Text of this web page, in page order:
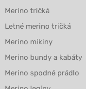
Merino tričká
Letné merino tričká
Merino mikiny
Merino bundy a kabáty
Merino spodné prádlo